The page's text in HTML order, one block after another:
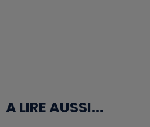
A LIRE AUSSI...